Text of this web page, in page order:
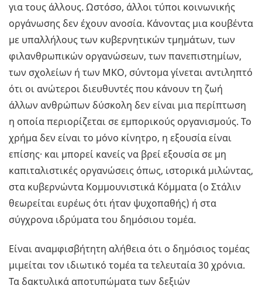
για τους άλλους. Ωστόσο, άλλοι τύποι κοινωνικής
οργάνωσης δεν έχουν ανοσία. Κάνοντας μια κουβέντα
με υπαλλήλους των κυβερνητικών τμημάτων, των
φιλανθρωπικών οργανώσεων, των πανεπιστημίων,
των σχολείων ή των ΜΚΟ, σύντομα γίνεται αντιληπτό
ότι οι ανώτεροι διευθυντές που κάνουν τη ζωή
άλλων ανθρώπων δύσκολη δεν είναι μια περίπτωση
η οποία περιορίζεται σε εμπορικούς οργανισμούς. Το
χρήμα δεν είναι το μόνο κίνητρο, η εξουσία είναι
επίσης· και μπορεί κανείς να βρεί εξουσία σε μη
καπιταλιστικές οργανώσεις όπως, ιστορικά μιλώντας,
στα κυβερνώντα Κομμουνιστικά Κόμματα (ο Στάλιν
θεωρείται ευρέως ότι ήταν ψυχοπαθής) ή στα
σύγχρονα ιδρύματα του δημόσιου τομέα.
Είναι αναμφισβήτητη αλήθεια ότι ο δημόσιος τομέας
μιμείται τον ιδιωτικό τομέα τα τελευταία 30 χρόνια.
Τα δακτυλικά αποτυπώματα των δεξιών